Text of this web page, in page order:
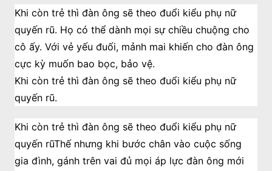
Khi còn trẻ thì đàn ông sẽ theo đuổi kiểu phụ nữ
quyến rũ. Họ có thể dành mọi sự chiều chuộng cho
cô ấy. Với vẻ yếu đuối, mảnh mai khiến cho đàn ông
cực kỳ muốn bao bọc, bảo vệ.
Khi còn trẻ thì đàn ông sẽ theo đuổi kiểu phụ nữ
quyến rũ.
Khi còn trẻ thì đàn ông sẽ theo đuổi kiểu phụ nữ
quyến rũThế nhưng khi bước chân vào cuộc sống
gia đình, gánh trên vai đủ mọi áp lực đàn ông mới